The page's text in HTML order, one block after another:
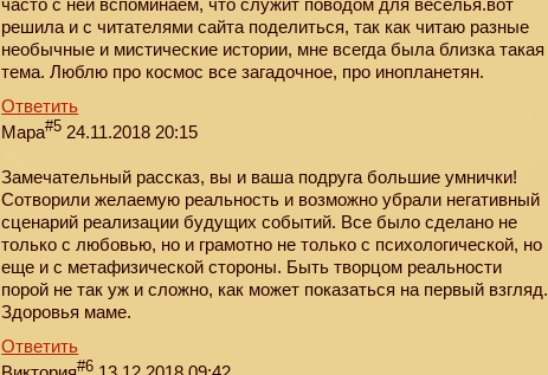
часто с ней вспоминаем, что служит поводом для веселья.вот
решила и с читателями сайта поделиться, так как читаю разные
необычные и мистические истории, мне всегда была близка такая
тема. Люблю про космос все загадочное, про инопланетян.
Ответить
Мара#5 24.11.2018 20:15
Замечательный рассказ, вы и ваша подруга большие умнички!
Сотворили желаемую реальность и возможно убрали негативный
сценарий реализации будущих событий. Все было сделано не
только с любовью, но и грамотно не только с психологической, но
еще и с метафизической стороны. Быть творцом реальности
порой не так уж и сложно, как может показаться на первый взгляд.
Здоровья маме.
Ответить
#6